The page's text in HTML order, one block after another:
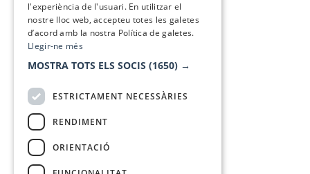
l'experiència de l'usuari. En utilitzar el
nostre lloc web, accepteu totes les galetes
d’acord amb la nostra Política de galetes.
Llegir-ne més
MOSTRA TOTS ELS SOCIS (1650) →
ESTRICTAMENT NECESSÀRIES
RENDIMENT
ORIENTACIÓ